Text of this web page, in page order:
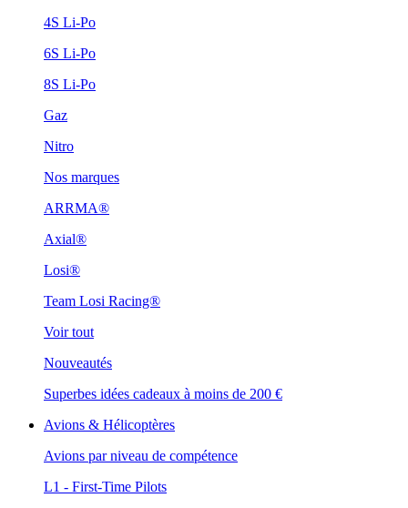
4S Li-Po
6S Li-Po
8S Li-Po
Gaz
Nitro
Nos marques
ARRMA®
Axial®
Losi®
Team Losi Racing®
Voir tout
Nouveautés
Superbes idées cadeaux à moins de 200 €
Avions & Hélicoptères
Avions par niveau de compétence
L1 - First-Time Pilots